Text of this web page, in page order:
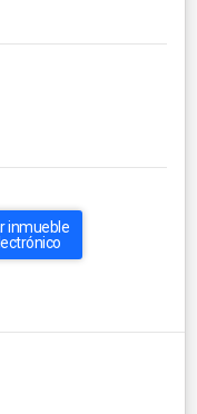
inmueble